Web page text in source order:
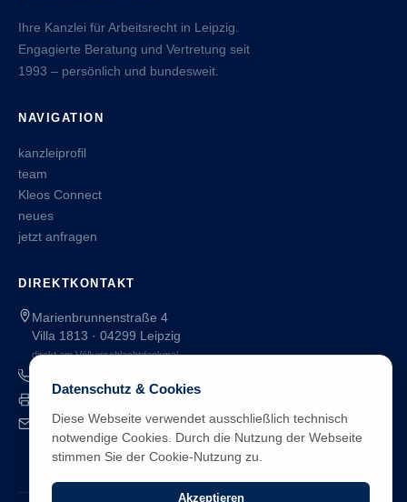
Ihre Kanzlei für Arbeitsrecht in Leipzig.
Engagierte Beratung und Vertretung seit
1993 – persönlich und bundesweit.
NAVIGATION
kanzleiprofil
team
Kleos Connect
neues
jetzt anfragen
DIREKTKONTAKT
Marienbrunnenstraße 4
Villa 1813 · 04299 Leipzig
direkt am Völkerschlachtdenkmal
leipzig@advo-gross.de
Datenschutz & Cookies
Diese Webseite verwendet ausschließlich technisch
notwendige Cookies. Durch die Nutzung der Webseite
stimmen Sie der Cookie-Nutzung zu.
Akzeptieren